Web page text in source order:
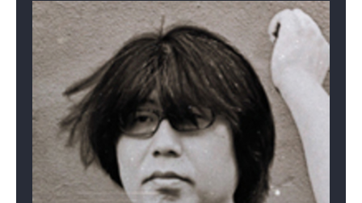
늦여름
(2018)
각자의 미식
(2018)
감독
게스트하우스
(2017)
감독